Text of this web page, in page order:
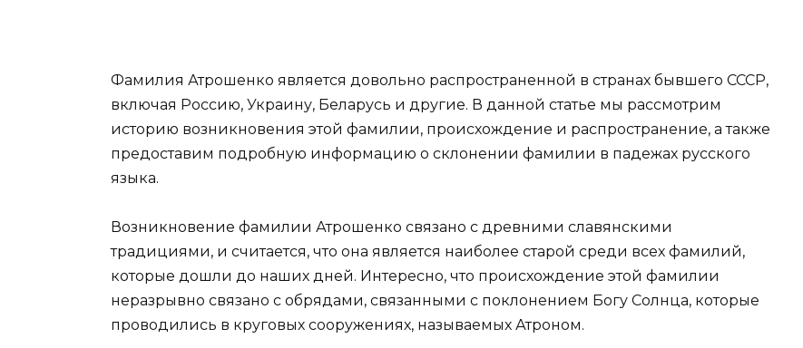
Фамилия Атрошенко является довольно распространенной в странах бывшего СССР,
включая Россию, Украину, Беларусь и другие. В данной статье мы рассмотрим
историю возникновения этой фамилии, происхождение и распространение, а также
предоставим подробную информацию о склонении фамилии в падежах русского
языка.
Возникновение фамилии Атрошенко связано с древними славянскими
традициями, и считается, что она является наиболее старой среди всех фамилий,
которые дошли до наших дней. Интересно, что происхождение этой фамилии
неразрывно связано с обрядами, связанными с поклонением Богу Солнца, которые
проводились в круговых сооружениях, называемых Атроном.